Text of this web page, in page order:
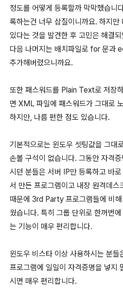
정도를 어떻게 등록할까 막막했습니
록하는건 너무 삽질이니까요. 하지
있다는 것을 발견한 후 고민은 해결
다음 나머지는 배치파일로 for 문과
추가해버렸으니까요.
또한 패스워드를 Plain Text로 저장
면 XML 파일에 패스워드가 그대로
하지만, 나름 편한 점도 있습니다.
기본적으로는 윈도우 셋팅값을 그대
손볼 구석이 없습니다. 그동안 자격
시던 분들은 서버 IP만 등록하고 바
서 만든 프로그램이고 내장 원격데스
때문에 3rd Party 프로그램들에 비
웠습니다. 특히 그룹 단위로 한꺼
는 기능이 매우 편리합니다.
윈도우 비스타 이상 사용하시는 분들
프로그램에 일일이 자격증명을 넣
시면 매우 편리합니다.